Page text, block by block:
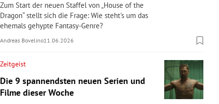
Zum Start der neuen Staffel von „House of the
Dragon“ stellt sich die Frage: Wie steht's um das
ehemals gehypte Fantasy-Genre?
Andreas Bovelino11.06.2026
Zeitgeist
Die 9 spannendsten neuen Serien und
Filme dieser Woche